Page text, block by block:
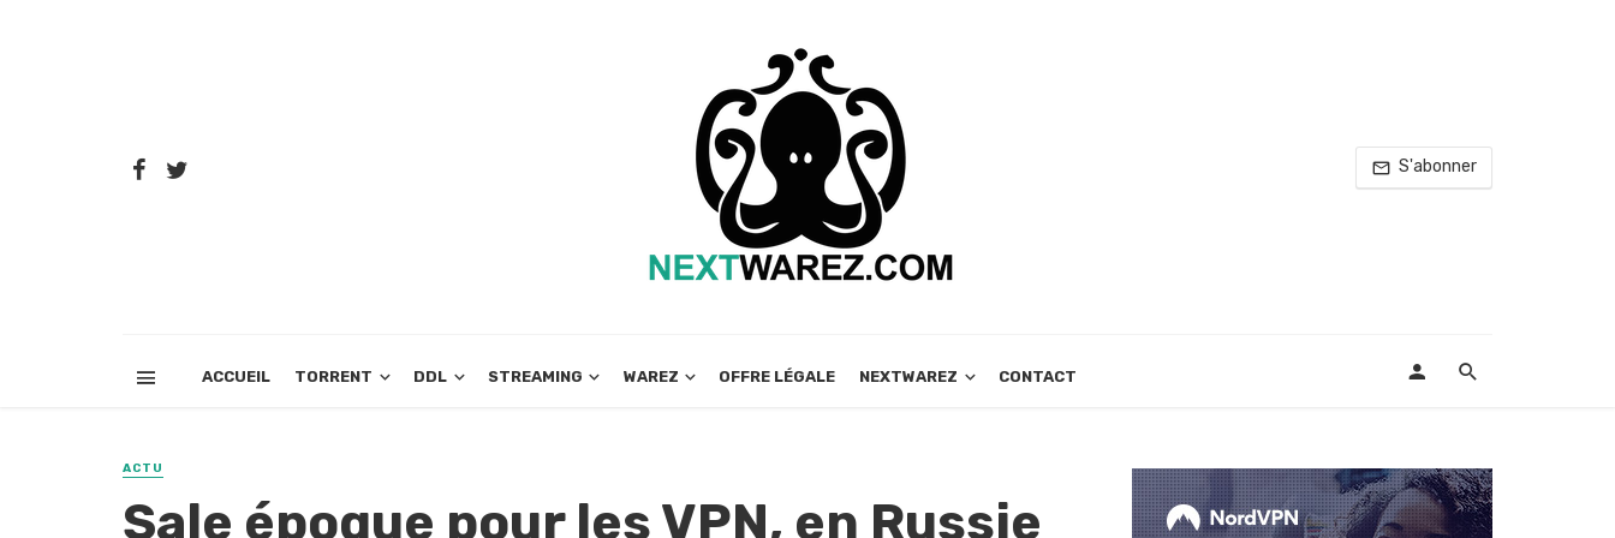
S'abonner
ACCUEIL TORRENT DDL STREAMING WAREZ OFFRE LÉGALE NEXTWAREZ CONTACT
ACTU
Sale époque pour les VPN, en Russie